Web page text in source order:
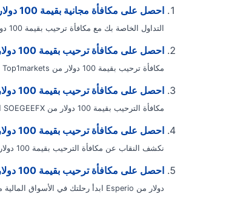
احصل على مكافأة مجانية بقيمة 100 دولار من Hxfxglobal بقيمة 100 دولار
التداول الخاصة بك مع مكافأة ترحيب بقيمة 100 دولار من Hxfxglobal ادخل إلى عالم تداول العملات الديناميكي...
احصل على مكافأة ترحيب بقيمة 100 دولار من Top1markets
مكافأة ترحيب بقيمة 100 دولار من Top1markets ابدأ يوم التداول الخاص بك مع دفعة...
احصل على مكافأة ترحيب بقيمة 100 دولار من SOEGEEFX
مكافأة الترحيب بقيمة 100 دولار من SOEGEEFX انطلق في مغامرة التداول الخاصة بك...
احصل على مكافأة ترحيب بقيمة 100 دولار من Metadoro
نكشف النقاب عن مكافأة الترحيب بقيمة 100 دولار من Metadoro، وهو عرض مُصمم...
احصل على مكافأة ترحيب بقيمة 100 دولار من Esperio
دولار من Esperio ابدأ رحلتك في الأسواق المالية مع مكافأة الترحيب بقيمة...